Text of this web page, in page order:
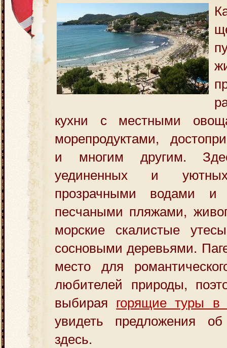
кухни с местными
морепродуктами,
и многим другим.
уединенных и
прозрачными водами и
песчаными пляжами,
морские скалистые
сосновыми деревьями.
место для
любителей природы,
выбирая горящие туры в
увидеть предложения
здесь.